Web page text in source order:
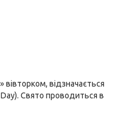
відзначається
Свято проводиться в